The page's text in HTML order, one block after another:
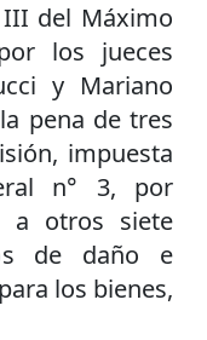
III del Máximo
los jueces
y Mariano
pena de tres
impuesta
n° 3, por
a otros siete
de daño e
los bienes,